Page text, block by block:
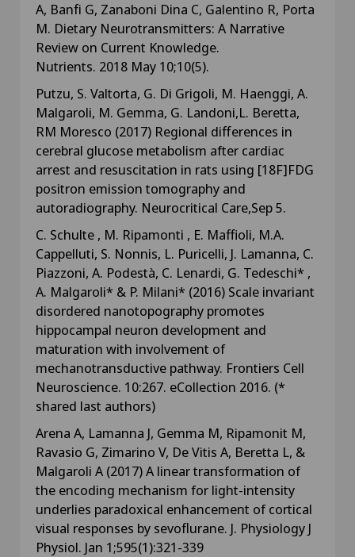
A, Banfi G, Zanaboni Dina C, Galentino R, Porta
M. Dietary Neurotransmitters: A Narrative
Review on Current Knowledge.
Nutrients. 2018 May 10;10(5).
Putzu, S. Valtorta, G. Di Grigoli, M. Haenggi, A.
Malgaroli, M. Gemma, G. Landoni,L. Beretta,
RM Moresco (2017) Regional differences in
cerebral glucose metabolism after cardiac
arrest and resuscitation in rats using [18F]FDG
positron emission tomography and
autoradiography. Neurocritical Care,Sep 5.
C. Schulte , M. Ripamonti , E. Maffioli, M.A.
Cappelluti, S. Nonnis, L. Puricelli, J. Lamanna, C.
Piazzoni, A. Podestà, C. Lenardi, G. Tedeschi* ,
A. Malgaroli* & P. Milani* (2016) Scale invariant
disordered nanotopography promotes
hippocampal neuron development and
maturation with involvement of
mechanotransductive pathway. Frontiers Cell
Neuroscience. 10:267. eCollection 2016. (*
shared last authors)
Arena A, Lamanna J, Gemma M, Ripamonit M,
Ravasio G, Zimarino V, De Vitis A, Beretta L, &
Malgaroli A (2017) A linear transformation of
the encoding mechanism for light-intensity
underlies paradoxical enhancement of cortical
visual responses by sevoflurane. J. Physiology J
Physiol. Jan 1;595(1):321-339